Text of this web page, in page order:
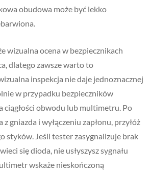
obudowa może być lekko
wizualna ocena w bezpiecznikach
dlatego zawsze warto to
inspekcja nie daje jednoznacznej
w przypadku bezpieczników
ciągłości obwodu lub multimetru. Po
gniazda i wyłączeniu zapłonu, przyłóż
styków. Jeśli tester zasygnalizuje brak
się dioda, nie usłyszysz sygnału
wskaże nieskończoną